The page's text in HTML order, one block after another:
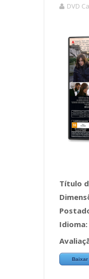
DVD
Título
Idioma:
Baixar